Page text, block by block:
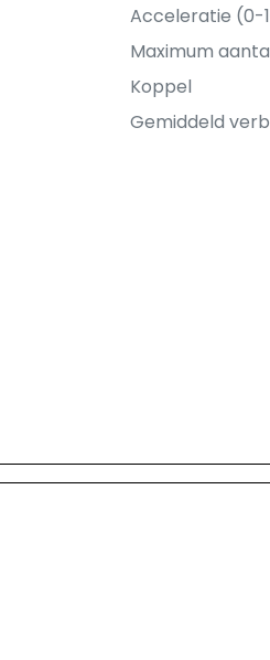
Acceleratie (0-
Maximum
Koppel
Gemiddeld